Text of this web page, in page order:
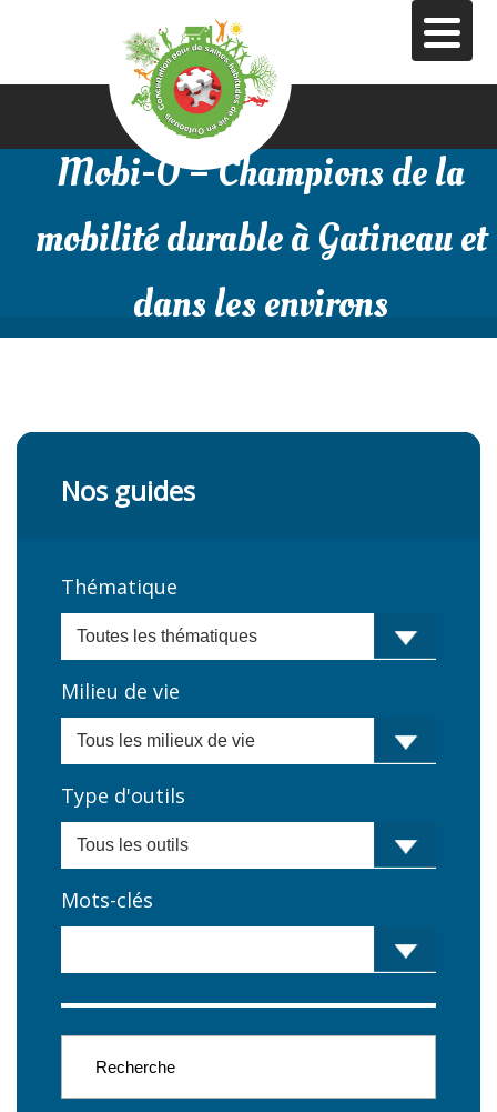
Mobi-O – Champions de la
mobilité durable à Gatineau et
dans les environs
Nos guides
Thématique
Milieu de vie
Type d'outils
Mots-clés